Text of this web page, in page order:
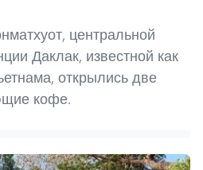
центральной
Даклак, известной как
открылись две
кофе.